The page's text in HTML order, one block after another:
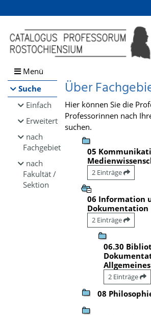
Browsen
direkt zum Inhalt
Menü
Suche
Einfach
Erweitert
nach
Fachgebiet
nach
Fakultät /
Sektion
Über
Hier können Sie die
Professorinnen nach
suchen.
05
2 Einträge
06 Information
Dokumentation
2 Einträge
06.30
Allgemeines
2 Einträge
08